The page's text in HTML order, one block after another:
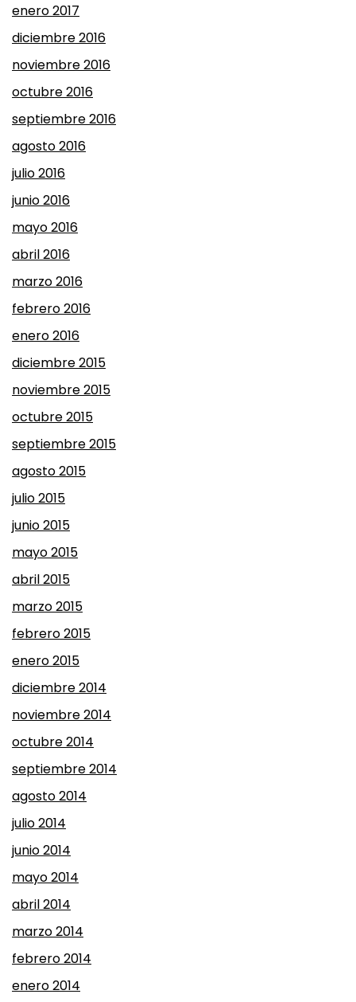
enero 2017
diciembre 2016
noviembre 2016
octubre 2016
septiembre 2016
agosto 2016
julio 2016
junio 2016
mayo 2016
abril 2016
marzo 2016
febrero 2016
enero 2016
diciembre 2015
noviembre 2015
octubre 2015
septiembre 2015
agosto 2015
julio 2015
junio 2015
mayo 2015
abril 2015
marzo 2015
febrero 2015
enero 2015
diciembre 2014
noviembre 2014
octubre 2014
septiembre 2014
agosto 2014
julio 2014
junio 2014
mayo 2014
abril 2014
marzo 2014
febrero 2014
enero 2014